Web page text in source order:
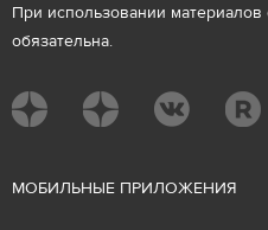
При использовании материалов
обязательна.
МОБИЛЬНЫЕ ПРИЛОЖЕНИЯ